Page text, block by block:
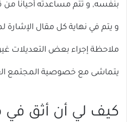
بنفسه, و تتم مساعدته أحياناً
و يتم في نهاية كل مقال
ملاحظة إجراء بعض التعديلات غير
يتماشى مع خصوصية المجتمع
كيف لي أن أثق